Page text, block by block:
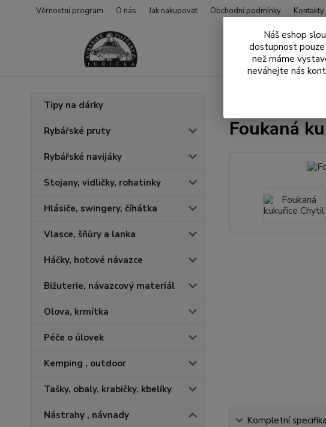
Věrnostní program O nás Jak nakupovat Obchodní podmínky Kontakty
Tipy na dárky
Rybářské pruty
Rybářské navijáky
Stojany, vidličky, rohatinky
Hlásiče, swingery, číhátka
Vlasce, šňůry a lanka
Háčky, hotové návazce
Bižuterie, návazcový materiál
Olova, krmítka
Péče o úlovek
Kemping , outdoor
Tašky, obaly, krabičky, kbelíky
Nástrahy , návnady
Foukaná
Kompletní
Náš eshop
dostupnost
než máme
neváhejte nás